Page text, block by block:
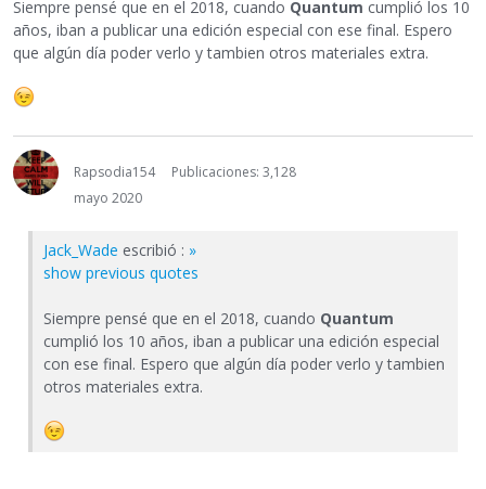
Siempre pensé que en el 2018, cuando Quantum cumplió los 10
años, iban a publicar una edición especial con ese final. Espero
que algún día poder verlo y tambien otros materiales extra.
Rapsodia154
Publicaciones: 3,128
mayo 2020
Jack_Wade escribió : »
show previous quotes
Siempre pensé que en el 2018, cuando Quantum
cumplió los 10 años, iban a publicar una edición especial
con ese final. Espero que algún día poder verlo y tambien
otros materiales extra.